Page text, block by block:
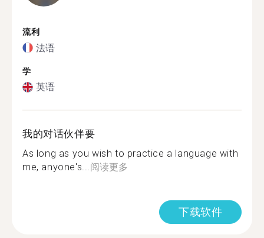
流利
法语
学
英语
我的对话伙伴要
As long as you wish to practice a language with
me, anyone's...阅读更多
下载软件